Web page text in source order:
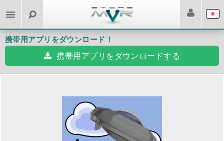
携帯用アプリをダウンロード！
携帯用アプリをダウンロードする